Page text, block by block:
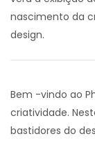
nascimento da
design.
Bem -vindo ao
criatividade.
bastidores do